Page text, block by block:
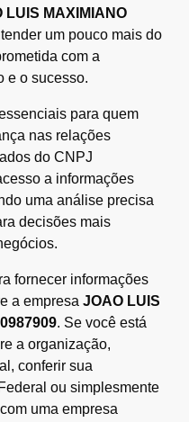
LUIS MAXIMIANO
um pouco mais do
com a
e o sucesso.
para quem
nas relações
do CNPJ
a informações
uma análise precisa
decisões mais
fornecer informações
a empresa JOAO LUIS
. Se você está
a organização,
conferir sua
ou simplesmente
uma empresa